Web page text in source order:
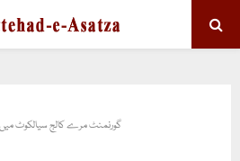
گورنمنٹ مرے کالج سیالکوٹ